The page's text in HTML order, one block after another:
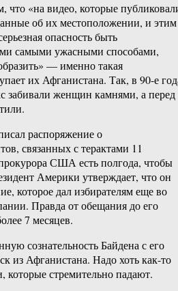
что «на видео, которые
об их местоположении, и этим
опасность быть
самыми ужасными способами,
— именно такая
их Афганистана. Так, в 90-е
забивали женщин камнями, а перед
распоряжение о
связанных с терактами 11
США есть полгода, чтобы
Америки утверждает, что он
которое дал избирателям еще во
Правда от обещания до его
7 месяцев.
сознательность Байдена с его
из Афганистана. Надо хоть как-то
которые стремительно падают.